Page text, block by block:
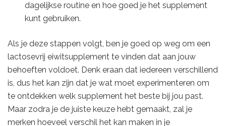
dagelijkse routine en hoe goed je het supplement
kunt gebruiken.
Als je deze stappen volgt, ben je goed op weg om een
lactosevrij eiwitsupplement te vinden dat aan jouw
behoeften voldoet. Denk eraan dat iedereen verschillend
is, dus het kan zijn dat je wat moet experimenteren om
te ontdekken welk supplement het beste bij jou past.
Maar zodra je de juiste keuze hebt gemaakt, zal je
merken hoeveel verschil het kan maken in je